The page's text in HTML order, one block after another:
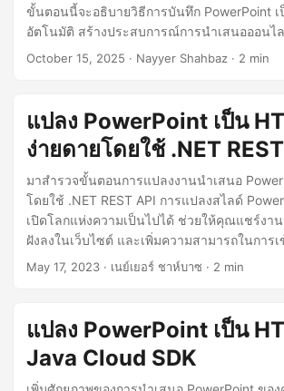
ขั้นตอนนี้จะอธิบายวิธีการบันทึก PowerPoint เ
อัตโนมัติ สร้างประสบการณ์การนำเสนอออนไ
ทำงานของแอนิเมชัน รูปภาพ และรูปแบบโดยใช้
October 15, 2025 · Nayyer Shahbaz · 2 min
แปลง PowerPoint เป็น
ง่ายดายโดยใช้ .NET
มาสำรวจขั้นตอนการแปลงงานนำเสนอ
โดยใช้ .NET REST API การแปลงสไลด์
เปิดโลกแห่งความเป็นไปได้ ช่วยให้คุณแชร์งา
ฝังลงในเว็บไซต์ และเพิ่มความสามารถในการเ
May 17, 2023 · เนย์เยอร์ ชาห์บาซ · 2 min
แปลง PowerPoint เป็น
Java Cloud SDK